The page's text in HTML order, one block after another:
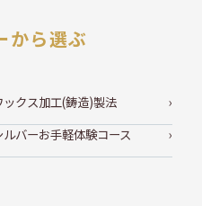
から選ぶ
ックス加工(鋳造)製法
ルバーお手軽体験コース